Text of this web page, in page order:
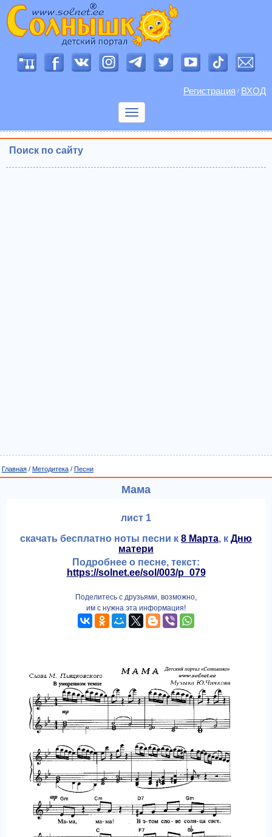
Регистрация / ВХОД
Показать
Поиск по сайту
Главная / Методитека / Песни
Мама
лист 1
скачать бесплатно ноты песни к 8 Марта, к Дню
матери
Подробнее о песне, текст:
https://solnet.ee/sol/003/p_079
Поделитесь с друзьями, возможно,
им с нужна эта информация!